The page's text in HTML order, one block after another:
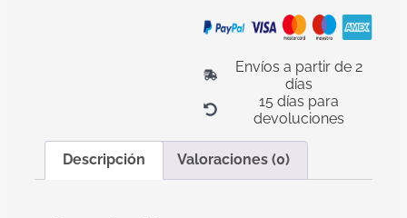
Envíos a partir de 2
días
15 días para
devoluciones
Descripción Valoraciones (0)